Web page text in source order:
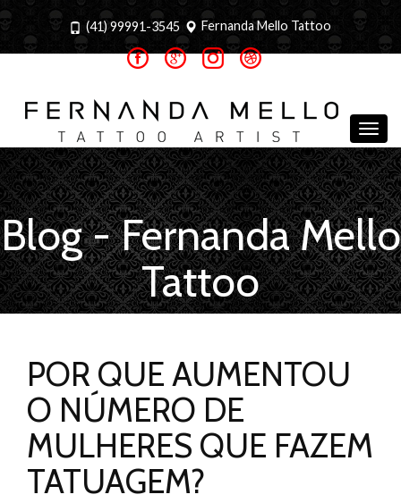
(41) 99991-3545 Fernanda Mello Tattoo
Blog - Fernanda Mello
Tattoo
POR QUE AUMENTOU
O NÚMERO DE
MULHERES QUE FAZEM
TATUAGEM?